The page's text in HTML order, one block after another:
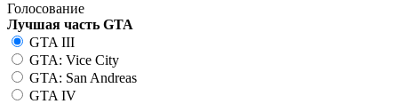
Голосование
Лучшая часть GTA
GTA III
GTA: Vice City
GTA: San Andreas
GTA IV